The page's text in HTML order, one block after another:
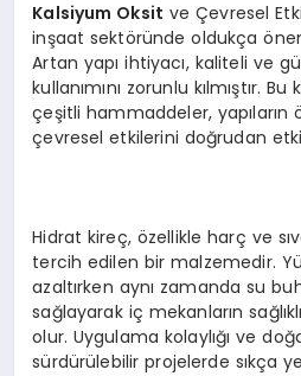
SIYASET
Kalsiyum Oksit ve Çevresel
inşaat sektöründe oldukça
Artan yapı ihtiyacı, kaliteli ve
kullanımını zorunlu kılmıştır.
çeşitli hammaddeler,
çevresel etkilerini doğrudan
Hidrat kireç, özellikle harç ve
tercih edilen bir malzemedir.
azaltırken aynı zamanda su
sağlayarak iç mekanların
olur. Uygulama kolaylığı ve
sürdürülebilir projelerde sıkça